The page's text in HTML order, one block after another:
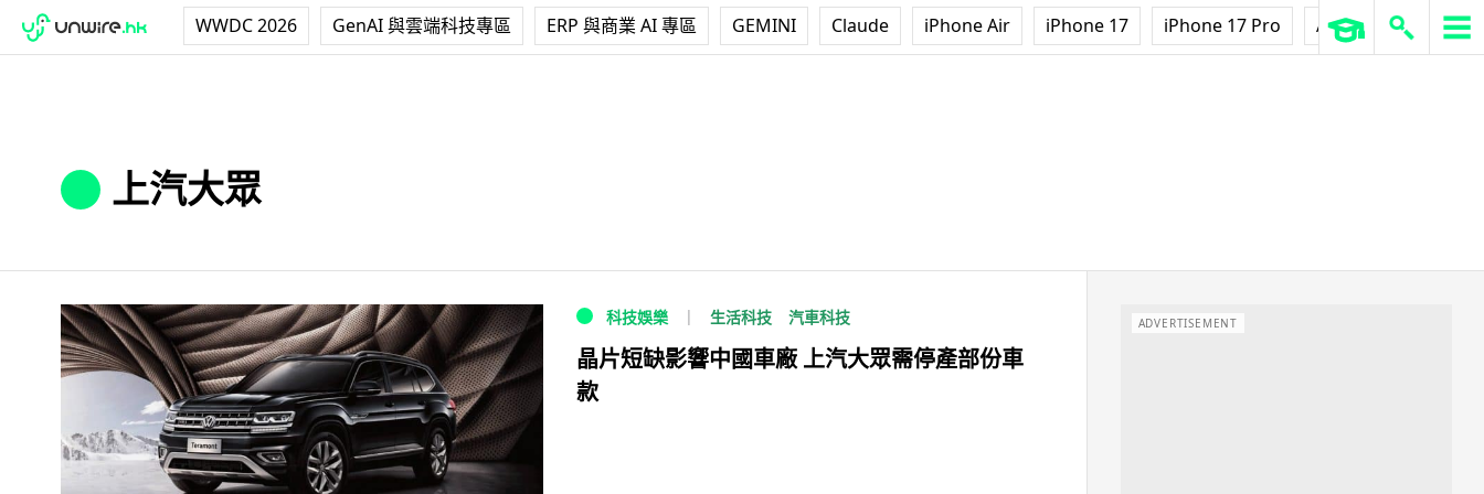
WWDC 2026 GenAI 與雲端科技專區 ERP 與商業 AI 專區 GEMINI Claude iPhone Air iPhone 17 iPhone 17 Pro AirPods Pro 3
上汽大眾
科技娛樂 生活科技 汽車科技
晶片短缺影響中國車廠 上汽大眾需停產部份車
款
ADVERTISEMENT